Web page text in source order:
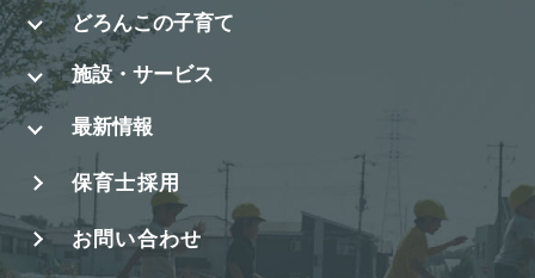
どろんこの子育て
施設・サービス
最新情報
保育士採用
お問い合わせ